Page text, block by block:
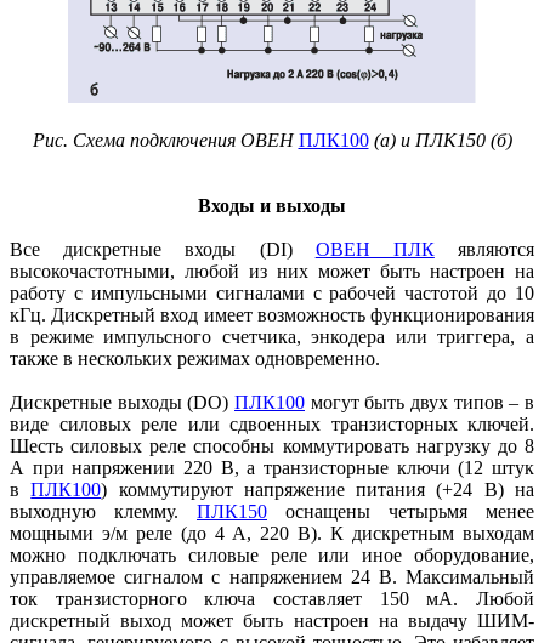
Рис. Схема подключения ОВЕНПЛК100(а) и ПЛК150 (б)
Входы и выходы
Все дискретные входы (DI) ОВЕН ПЛКявляются
высокочастотными, любой из них может быть настроен на
работу с импульсными сигналами с рабочей частотой до 10
кГц. Дискретный вход имеет возможность функционирования
в режиме импульсного счетчика, энкодера или триггера, а
также в нескольких режимах одновременно.
Дискретные выходы (DO) ПЛК100 могут быть двух типов – в
виде силовых реле или сдвоенных транзисторных ключей.
Шесть силовых реле способны коммутировать нагрузку до 8
А при напряжении 220 В, а транзисторные ключи (12 штук
вПЛК100) коммутируют напряжение питания (+24 В) на
выходную клемму. ПЛК150 оснащены четырьмя менее
мощными э/м реле (до 4 А, 220 В). К дискретным выходам
можно подключать силовые реле или иное оборудование,
управляемое сигналом с напряжением 24 В. Максимальный
ток транзисторного ключа составляет 150 мА. Любой
дискретный выход может быть настроен на выдачу ШИМ-